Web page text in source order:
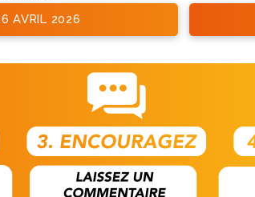
AVRIL 2026